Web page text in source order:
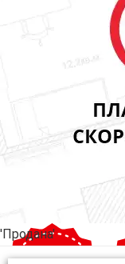
'Продана'